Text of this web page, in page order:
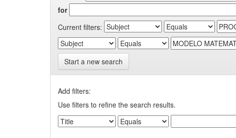
for
Current filters:
Start a new search
Add filters:
Use filters to refine the search results.